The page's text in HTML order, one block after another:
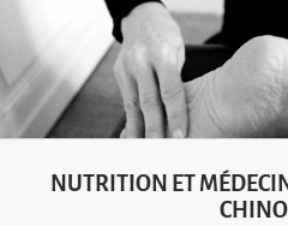
NUTRITION ET